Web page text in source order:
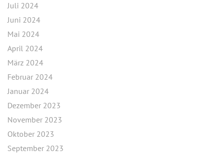
Juli 2024
Juni 2024
Mai 2024
April 2024
März 2024
Februar 2024
Januar 2024
Dezember 2023
November 2023
Oktober 2023
September 2023